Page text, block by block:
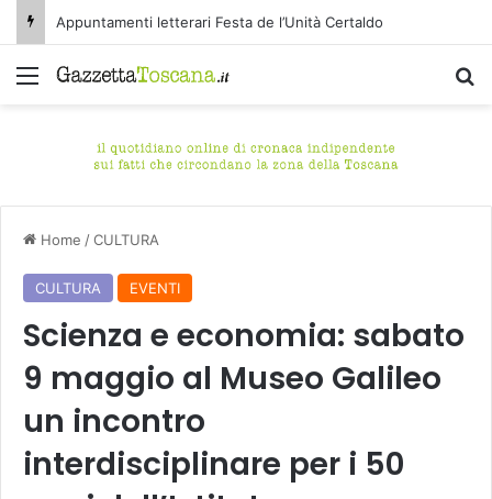
Appuntamenti letterari Festa de l’Unità Certaldo
Menu
Home /CULTURA
CULTURA EVENTI
Scienza e economia: sabato
9 maggio al Museo Galileo
un incontro
interdisciplinare per i 50